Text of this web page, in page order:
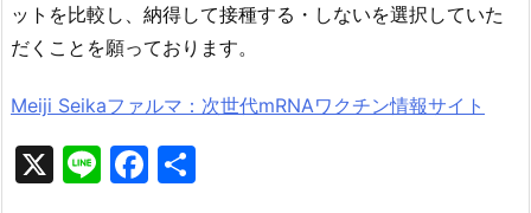
ットを比較し、納得して接種する・しないを選択していた
だくことを願っております。
Meiji Seikaファルマ：次世代mRNAワクチン情報サイト
X
Li F